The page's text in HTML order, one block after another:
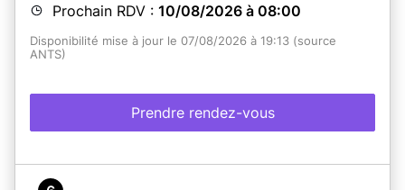
Prochain RDV : 10/08/2026 à 08:00
Disponibilité mise à jour le 07/08/2026 à 19:13 (source
ANTS)
Prendre rendez-vous